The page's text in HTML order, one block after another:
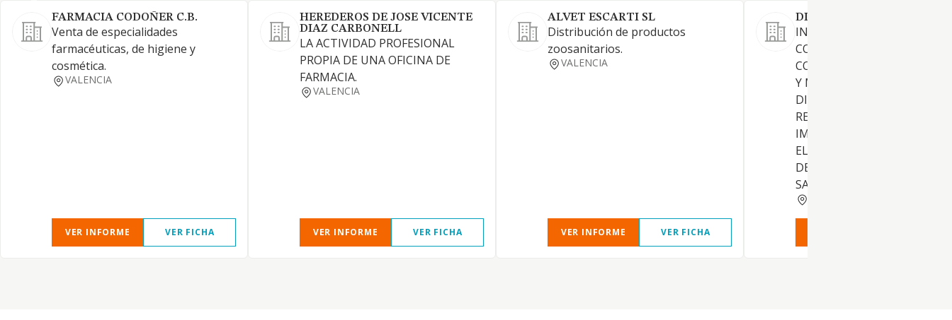
FARMACIA CODOÑER C.B.
Venta de especialidades
farmacéuticas, de higiene y
cosmética.
VALENCIA
VER INFORME VER FICHA
HEREDEROS DE JOSE VICENTE
DIAZ CARBONELL
LA ACTIVIDAD PROFESIONAL
PROPIA DE UNA OFICINA DE
FARMACIA.
VALENCIA
VER INFORME VER FICHA
ALVET ESCARTI SL
Distribución de productos
zoosanitarios.
VALENCIA
VER INFORME VER FICHA
DIFARZA S.L.
INTERMEDIACION EN EL
CONTRATO DE
COMPRA, VENTA, AL POR
Y MENOR,
DISTRIBUCION,
REPRESENTACION,
IMPORTACION
ELABORACION DE
DE PARAFARMACIA, Y
SANITA